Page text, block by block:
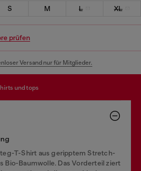
S M L XL
prüfen
Versand nur für Mitglieder.
und tops
T-Shirt aus geripptem Stretch-
Bio-Baumwolle. Das Vorderteil ziert